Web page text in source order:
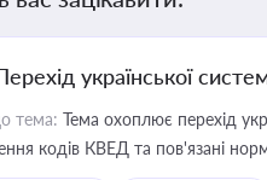
української
тема: Тема охоплює перехід
кодів КВЕД та пов'язані